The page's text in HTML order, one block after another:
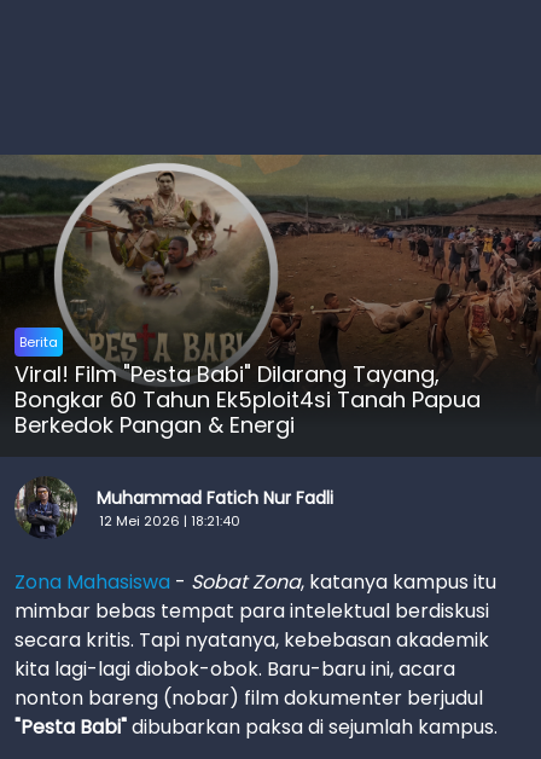
Berita
Viral! Film "Pesta Babi" Dilarang Tayang,
Bongkar 60 Tahun Ek5ploit4si Tanah Papua
Berkedok Pangan & Energi
Muhammad Fatich Nur Fadli
12 Mei 2026 | 18:21:40
Zona Mahasiswa - Sobat Zona, katanya kampus itu
mimbar bebas tempat para intelektual berdiskusi
secara kritis. Tapi nyatanya, kebebasan akademik
kita lagi-lagi diobok-obok. Baru-baru ini, acara
nonton bareng (nobar) film dokumenter berjudul
"Pesta Babi"dibubarkan paksa di sejumlah kampus.